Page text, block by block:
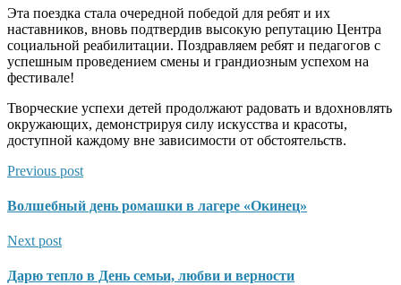
Эта поездка стала очередной победой для ребят и их
наставников, вновь подтвердив высокую репутацию Центра
социальной реабилитации. Поздравляем ребят и педагогов с
успешным проведением смены и грандиозным успехом на
фестивале!
Творческие успехи детей продолжают радовать и вдохновлять
окружающих, демонстрируя силу искусства и красоты,
доступной каждому вне зависимости от обстоятельств.
Previous post
Волшебный день ромашки в лагере «Окинец»
Next post
Дарю тепло в День семьи, любви и верности